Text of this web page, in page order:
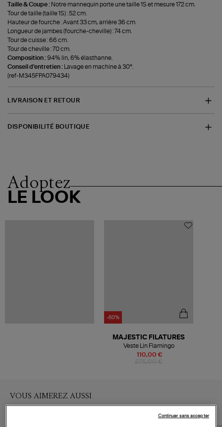
Taille & Coupe : Notre mannequin porte une taille 1S et mesure 172 cm.
Tour de taille (taille 1S) : 52 cm.
Hauteur de fourche : Avant 33 cm, arrière 36 cm.
Longueur de jambes (fourche-cheville) : 74 cm.
Tour de cuisse : 66 cm.
Tour de cheville : 70 cm.
Composition : 94% lin, 6% élasthanne.
Conseil d'entretien :
Lavage en machine à 30°.
(ref-M345FPA079434)
LIVRAISON ET RETOUR
DISPONIBILITÉ BOUTIQUE
Adoptez
LE LOOK
-60%
110,00 €
MAJESTIC FILATURES
Veste Lin Flamingo
VOUS AIMEREZ AUSSI
Continuer sans accepter